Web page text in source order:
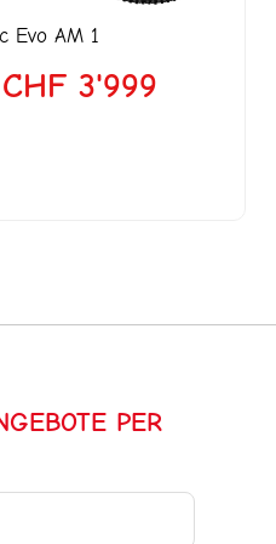
Evo AM 1
CHF3'999
PER